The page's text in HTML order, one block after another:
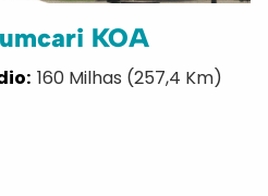
KOA
160 Milhas (257,4 Km)